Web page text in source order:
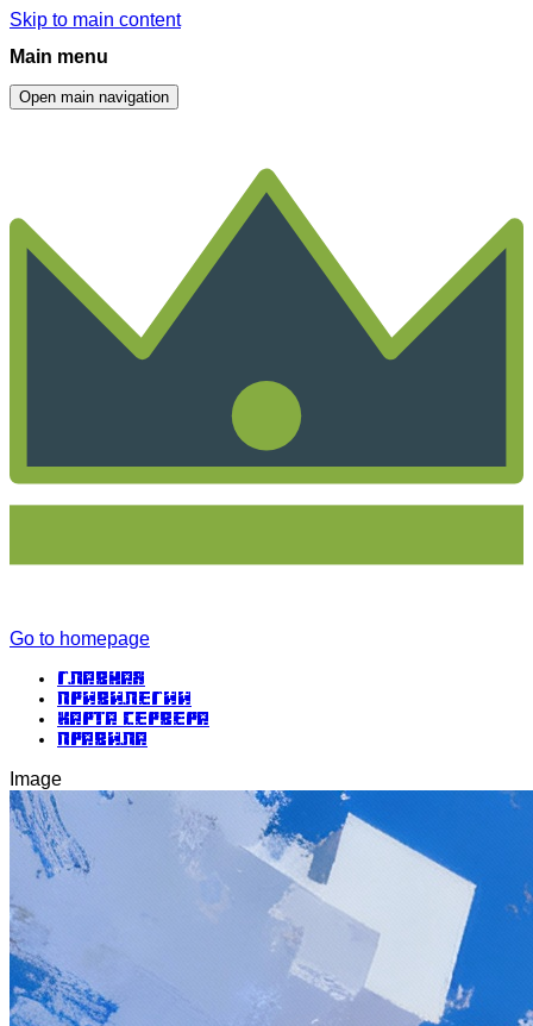
Skip to main content
Main menu
Open main navigation
Go to homepage
Главная
Привилегии
Карта сервера
Правила
Image